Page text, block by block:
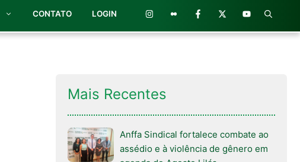
CONTATO LOGIN
Mais Recentes
Anffa Sindical fortalece combate ao
assédio e à violência de gênero em